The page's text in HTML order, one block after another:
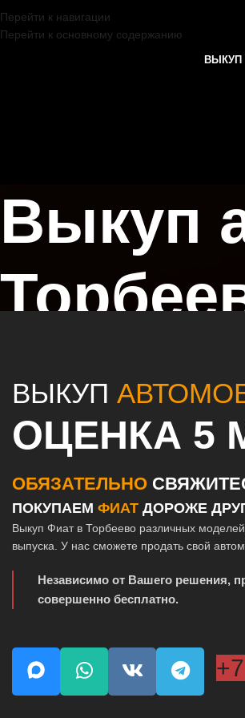
Перейти к навигации
Перейти к основному содержанию
ВЫКУП
Выкуп
ВЫКУП
ОЦЕНКА 5
ОБЯЗАТЕЛЬНО
ПОКУПАЕМ ФИАТ ДОРОЖЕ
Выкуп Фиат в Торбеево различных
выпуска. У нас сможете продать свой
Независимо от Вашего решения,
совершенно бесплатно.